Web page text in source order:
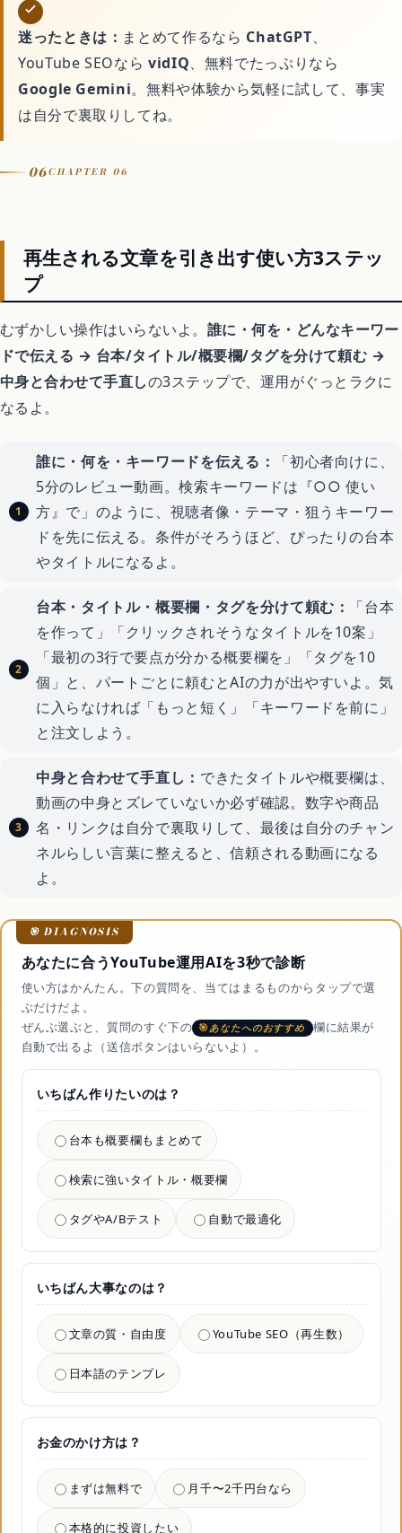
迷ったときは： まとめて作るなら ChatGPT、
YouTube SEOなら vidIQ、無料でたっぷりなら
Google Gemini。無料や体験から気軽に試して、事実
は自分で裏取りしてね。
06CHAPTER 06
再生される文章を引き出す使い方3ステッ
プ
むずかしい操作はいらないよ。 誰に・何を・どんなキーワー
ドで伝える → 台本/タイトル/概要欄/タグを分けて頼む →
中身と合わせて手直しの3ステップで、運用がぐっとラクに
なるよ。
誰に・何を・キーワードを伝える：
「初心者向けに、
5分のレビュー動画。検索キーワードは『○○ 使い
方』で」のように、視聴者像・テーマ・狙うキーワー
ドを先に伝える。条件がそろうほど、ぴったりの台本
やタイトルになるよ。
台本・タイトル・概要欄・タグを分けて頼む：
「台本
を作って」「クリックされそうなタイトルを10案」
「最初の3行で要点が分かる概要欄を」「タグを10
個」と、パートごとに頼むとAIの力が出やすいよ。気
に入らなければ「もっと短く」「キーワードを前に」
と注文しよう。
中身と合わせて手直し： できたタイトルや概要欄は、
動画の中身とズレていないか必ず確認。数字や商品
名・リンクは自分で裏取りして、最後は自分のチャン
ネルらしい言葉に整えると、信頼される動画になる
よ。
あなたに合うYouTube運用AIを3秒で診断
使い方はかんたん。下の質問を、当てはまるものからタップで選
ぶだけだよ。
ぜんぶ選ぶと、質問のすぐ下の
あなたへのおすすめ
欄に結果が
自動で出るよ（送信ボタンはいらないよ）。
いちばん作りたいのは？
台本も概要欄もまとめて
検索に強いタイトル・概要欄
タグやA/Bテスト 自動で最適化
いちばん大事なのは？
文章の質・自由度 YouTube SEO（再生数）
日本語のテンプレ
お金のかけ方は？
まずは無料で 月千〜2千円台なら
本格的に投資したい